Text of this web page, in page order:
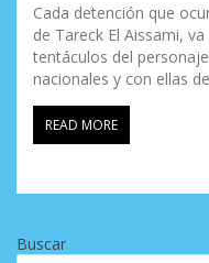
Cada detención que
de Tareck El Aissami,
tentáculos del
nacionales y con ellas de
READ MORE
Buscar